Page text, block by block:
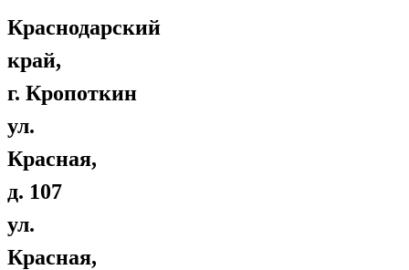
Краснодарский
край,
г. Кропоткин
ул.
Красная,
д. 107
ул.
Красная,